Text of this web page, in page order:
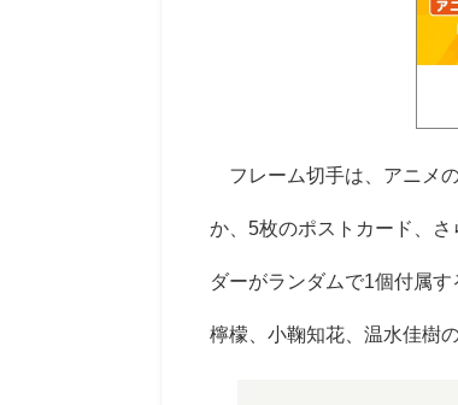
フレーム切手は、アニメ
か、5枚のポストカード、
ダーがランダムで1個付属
檸檬、小鞠知花、温水佳樹